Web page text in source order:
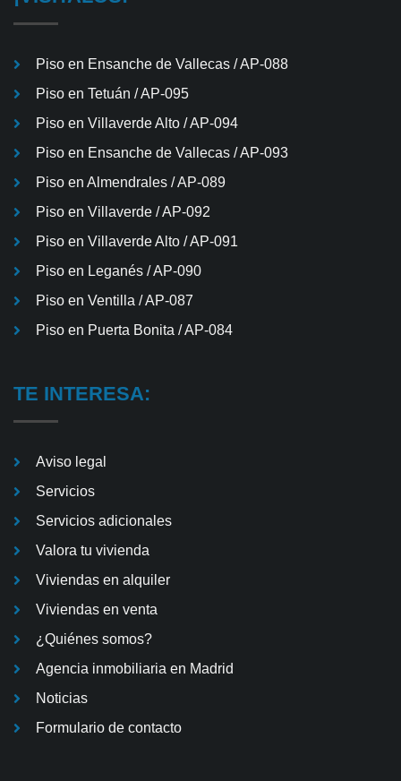
Piso en Ensanche de Vallecas / AP-088
Piso en Tetuán / AP-095
Piso en Villaverde Alto / AP-094
Piso en Ensanche de Vallecas / AP-093
Piso en Almendrales / AP-089
Piso en Villaverde / AP-092
Piso en Villaverde Alto / AP-091
Piso en Leganés / AP-090
Piso en Ventilla / AP-087
Piso en Puerta Bonita / AP-084
TE INTERESA:
Aviso legal
Servicios
Servicios adicionales
Valora tu vivienda
Viviendas en alquiler
Viviendas en venta
¿Quiénes somos?
Agencia inmobiliaria en Madrid
Noticias
Formulario de contacto